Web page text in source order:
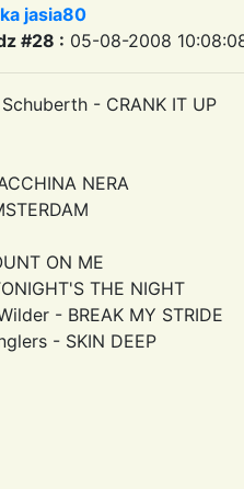
jasia80
#28 : 05-08-2008
- CRANK IT UP
NERA
ON ME
THE NIGHT
- BREAK MY STRIDE
- SKIN DEEP